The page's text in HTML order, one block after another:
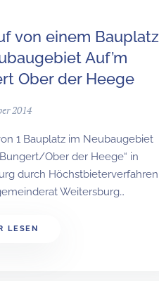
von einem Bauplatz
Auf’m
Ober der Heege
2014
1 Bauplatz im Neubaugebiet
Bungert/Ober der Heege“ in
durch Höchstbieterverfahren
Weitersburg…
LESEN